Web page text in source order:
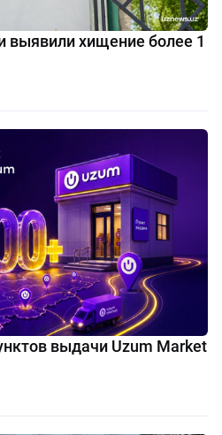
выявили хищение более 1
выдачи Uzum Market